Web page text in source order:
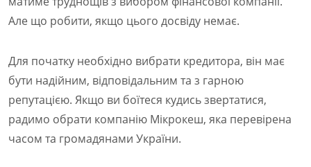
Але що робити, якщо цього досвіду немає.
Для початку необхідно вибрати кредитора, він має
бути надійним, відповідальним та з гарною
репутацією. Якщо ви боїтеся кудись звертатися,
радимо обрати компанію Мікрокеш, яка перевірена
часом та громадянами України.